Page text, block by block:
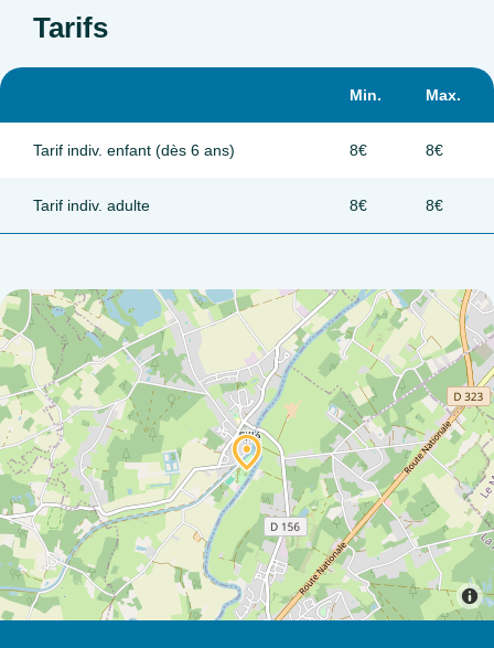
Tarifs
Min. Max.
Tarif indiv. enfant (dès 6 ans) 8€ 8€
Tarif indiv. adulte 8€ 8€